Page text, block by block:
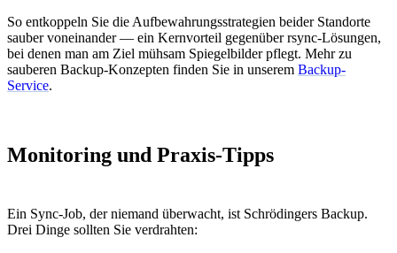
So entkoppeln Sie die Aufbewahrungsstrategien beider Standorte
sauber voneinander — ein Kernvorteil gegenüber rsync-Lösungen,
bei denen man am Ziel mühsam Spiegelbilder pflegt. Mehr zu
sauberen Backup-Konzepten finden Sie in unserem Backup-
Service.
Monitoring und Praxis-Tipps
Ein Sync-Job, der niemand überwacht, ist Schrödingers Backup.
Drei Dinge sollten Sie verdrahten: